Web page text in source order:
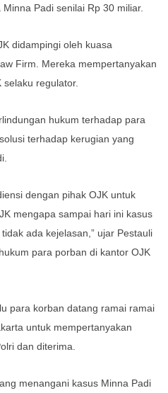
Padi senilai Rp 30 miliar.
didampingi oleh kuasa
Firm. Mereka mempertanyakan
regulator.
hukum terhadap para
terhadap kerugian yang
dengan pihak OJK untuk
mengapa sampai hari ini kasus
ada kejelasan,” ujar Pestauli
para porban di kantor OJK
para korban datang ramai ramai
untuk mempertanyakan
dan diterima.
menangani kasus Minna Padi